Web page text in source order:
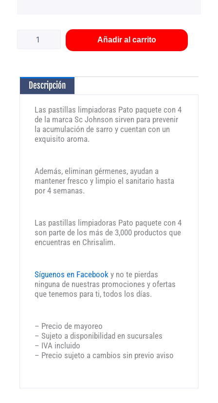
SCJ
cantidad
Añadir al carrito
Descripción
Las pastillas limpiadoras Pato paquete con 4
de la marca Sc Johnson sirven para prevenir
la acumulación de sarro y cuentan con un
exquisito aroma.
Además, eliminan gérmenes, ayudan a
mantener fresco y limpio el sanitario hasta
por 4 semanas.
Las pastillas limpiadoras Pato paquete con 4
son parte de los más de 3,000 productos que
encuentras en Chrisalim.
Síguenos en Facebook y no te pierdas
ninguna de nuestras promociones y ofertas
que tenemos para ti, todos los días.
– Precio de mayoreo
– Sujeto a disponibilidad en sucursales
– IVA incluido
– Precio sujeto a cambios sin previo aviso